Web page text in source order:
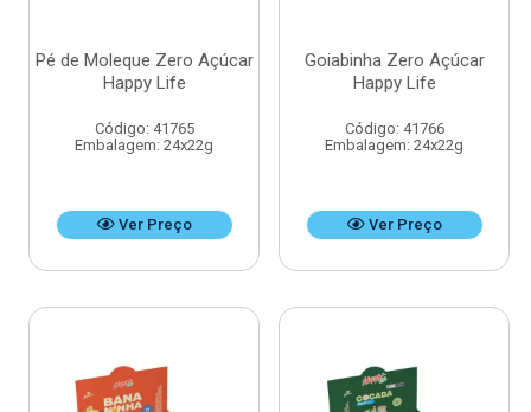
Pé de Moleque Zero Açúcar
Happy Life
Código: 41765
Embalagem: 24x22g
Ver Preço
Goiabinha Zero Açúcar
Happy Life
Código: 41766
Embalagem: 24x22g
Ver Preço